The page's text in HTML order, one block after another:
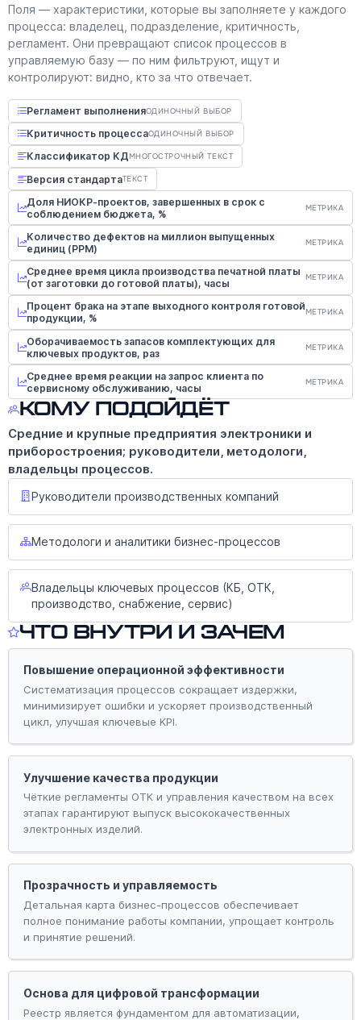
Поля — характеристики, которые вы заполняете у каждого
процесса: владелец, подразделение, критичность,
регламент. Они превращают список процессов в
управляемую базу — по ним фильтруют, ищут и
контролируют: видно, кто за что отвечает.
Регламент выполненияОДИНОЧНЫЙ ВЫБОР
Критичность процессаОДИНОЧНЫЙ ВЫБОР
Классификатор КДМНОГОСТРОЧНЫЙ ТЕКСТ
Версия стандартаТЕКСТ
Доля НИОКР-проектов, завершенных в срок с
соблюдением бюджета, %
МЕТРИКА
Количество дефектов на миллион выпущенных
единиц (PPM)
МЕТРИКА
Среднее время цикла производства печатной платы
(от заготовки до готовой платы), часы
МЕТРИКА
Процент брака на этапе выходного контроля готовой
продукции, %
МЕТРИКА
Оборачиваемость запасов комплектующих для
ключевых продуктов, раз
МЕТРИКА
Среднее время реакции на запрос клиента по
сервисному обслуживанию, часы
МЕТРИКА
Кому подойдёт
Средние и крупные предприятия электроники и
приборостроения; руководители, методологи,
владельцы процессов.
Руководители производственных компаний
Методологи и аналитики бизнес-процессов
Владельцы ключевых процессов (КБ, ОТК,
производство, снабжение, сервис)
Что внутри и зачем
Повышение операционной эффективности
Систематизация процессов сокращает издержки,
минимизирует ошибки и ускоряет производственный
цикл, улучшая ключевые KPI.
Улучшение качества продукции
Чёткие регламенты ОТК и управления качеством на всех
этапах гарантируют выпуск высококачественных
электронных изделий.
Прозрачность и управляемость
Детальная карта бизнес-процессов обеспечивает
полное понимание работы компании, упрощает контроль
и принятие решений.
Основа для цифровой трансформации
Реестр является фундаментом для автоматизации,